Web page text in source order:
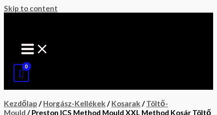
Skip to content
Kezdőlap / Horgász-Kellékek / Kosarak / Töltő-
Mould / Preston ICS Method Mould XXL Method Kosár Töltő